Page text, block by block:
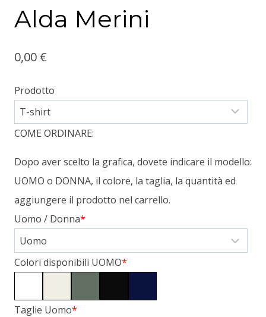
Alda Merini
0,00 €
Prodotto
COME ORDINARE:
Dopo aver scelto la grafica, dovete indicare il modello:
UOMO o DONNA, il colore, la taglia, la quantità ed
aggiungere il prodotto nel carrello.
*
Uomo / Donna
*
Colori disponibili UOMO
*
Taglie Uomo